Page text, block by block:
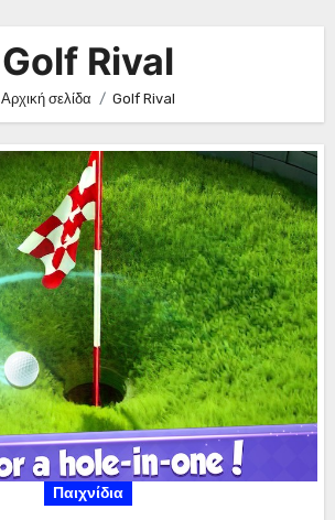
Golf Rival
Αρχική σελίδα Golf Rival
Παιχνίδια